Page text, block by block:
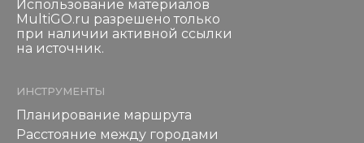
Использование материалов
MultiGO.ru разрешено только
при наличии активной ссылки
на источник.
ИНСТРУМЕНТЫ
Планирование маршрута
Расстояние между городами